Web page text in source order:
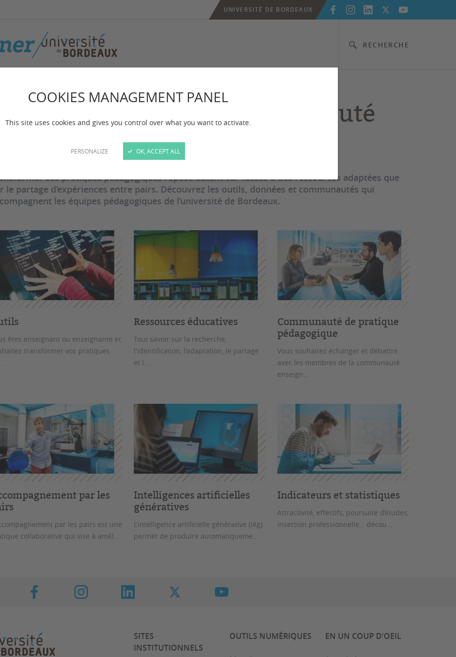
COOKIES MANAGEMENT PANEL
This site uses cookies and gives you control over what you want to activate.
PERSONALIZE OK, ACCEPT ALL
RECHERCHE
UNIVERSITÉ DE BORDEAUX
Outils, ressources et communauté
le 03/06/2026
ses pratiques pédagogiques repose autant sur l’accès à des ressources adaptées que
le partage d’expériences entre pairs. Découvrez les outils, données et communautés qui
les équipes pédagogiques de l’université de Bordeaux.
êtes enseignant ou enseignante et
transformer vos pratiques
Ressources éducatives
Tout savoir sur la recherche,
l'identification, l'adaptation, le partage
et l...
Communauté de pratique
pédagogique
Vous souhaitez échanger et débattre
avec les membres de la communauté
enseign...
par les
par les pairs est une
collaborative qui vise à amél...
Intelligences artificielles
génératives
L’intelligence artificielle générative (IAg)
permet de produire automatiqueme...
Indicateurs et statistiques
Attractivité, effectifs, poursuite d’études,
insertion professionnelle… décou...
SITES
INSTITUTIONNELS
OUTILS NUMÉRIQUES EN UN COUP D'OEIL